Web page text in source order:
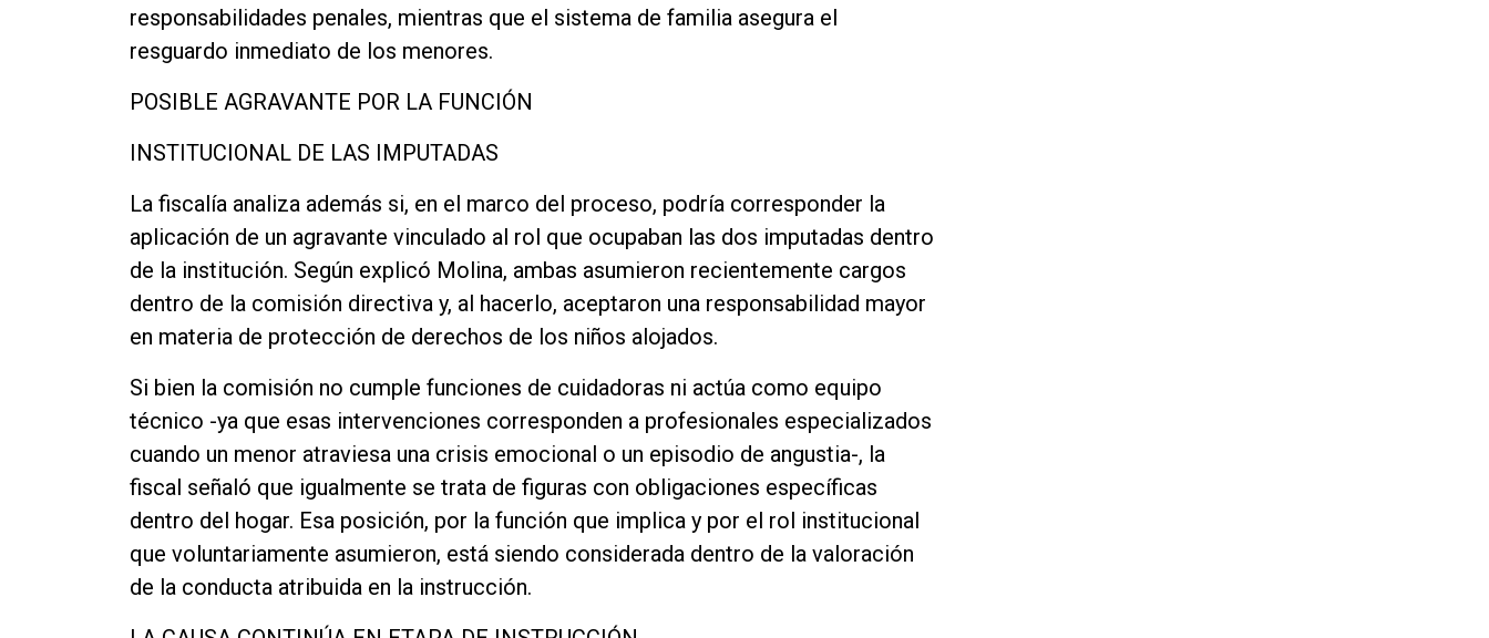
responsabilidades penales, mientras que el sistema de familia asegura el
resguardo inmediato de los menores.
POSIBLE AGRAVANTE POR LA FUNCIÓN
INSTITUCIONAL DE LAS IMPUTADAS
La fiscalía analiza además si, en el marco del proceso, podría corresponder la
aplicación de un agravante vinculado al rol que ocupaban las dos imputadas dentro
de la institución. Según explicó Molina, ambas asumieron recientemente cargos
dentro de la comisión directiva y, al hacerlo, aceptaron una responsabilidad mayor
en materia de protección de derechos de los niños alojados.
Si bien la comisión no cumple funciones de cuidadoras ni actúa como equipo
técnico -ya que esas intervenciones corresponden a profesionales especializados
cuando un menor atraviesa una crisis emocional o un episodio de angustia-, la
fiscal señaló que igualmente se trata de figuras con obligaciones específicas
dentro del hogar. Esa posición, por la función que implica y por el rol institucional
que voluntariamente asumieron, está siendo considerada dentro de la valoración
de la conducta atribuida en la instrucción.